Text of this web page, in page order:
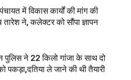
में विकास कार्यों की मांग की
ने, कलेक्टर को सौंपा ज्ञापन
पुलिस ने 22 किलो गांजा के साथ दो
पकड़ा,दतिया ले जाने की थी तैयारी